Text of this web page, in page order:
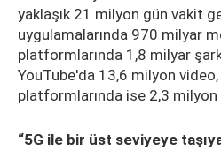
yaklaşık 21 milyon gün vakit
uygulamalarında 970 milyar
platformlarında 1,8 milyar
YouTube'da 13,6 milyon
platformlarında ise 2,3
“5G ile bir üst seviyeye